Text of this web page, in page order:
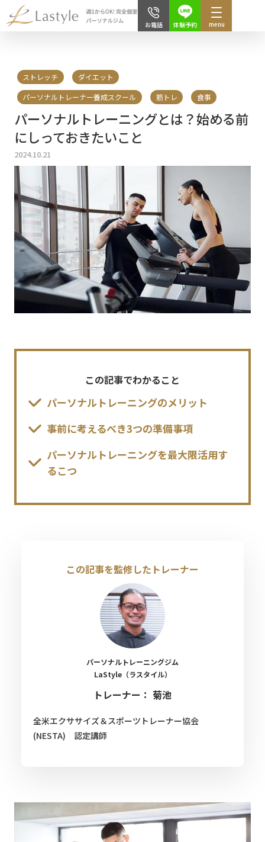
お電話 体験予約 menu
ストレッチ
ダイエット
パーソナルトレーナー養成スクール
筋トレ 食事
パーソナルトレーニングとは？始める前
にしっておきたいこと
2024.10.21
この記事でわかること
パーソナルトレーニングのメリット
事前に考えるべき3つの準備事項
パーソナルトレーニングを最大限活用す
るこつ
この記事を監修したトレーナー
パーソナルトレーニングジム
LaStyle（ラスタイル）
トレーナー： 菊池
全米エクササイズ＆スポーツトレーナー協会
(NESTA) 認定講師